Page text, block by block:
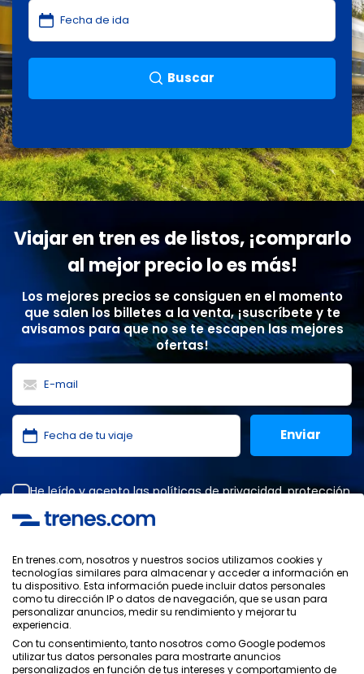
Buscar
Viajar en tren es de listos, ¡comprarlo
al mejor precio lo es más!
Los mejores precios se consiguen en el momento
que salen los billetes a la venta, ¡suscríbete y te
avisamos para que no se te escapen las mejores
ofertas!
He leído y acepto laspolíticas de privacidad,protección
SOLUTIONS.
Política de Privacidad
Condiciones Generales
Política de Seguridad
En trenes.com, nosotros y nuestros socios utilizamos cookies y
tecnologías similares para almacenar y acceder a información en
tu dispositivo. Esta información puede incluir datos personales
como tu dirección IP o datos de navegación, que se usan para
personalizar anuncios, medir su rendimiento y mejorar tu
experiencia.
Con tu consentimiento, tanto nosotros como Google podemos
utilizar tus datos personales para mostrarte anuncios
personalizados en función de tus intereses y comportamiento de